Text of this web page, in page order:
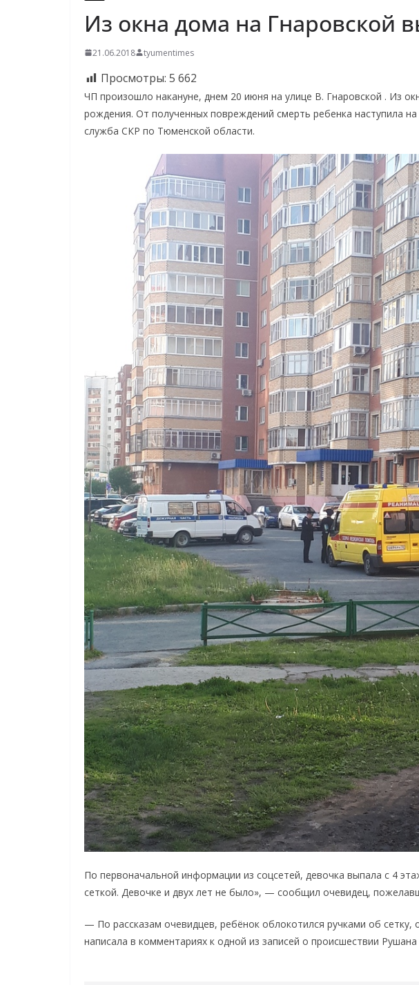
Из окна дома на Гнаровской
21.06.2018 tyumentimes
Просмотры: 5 662
ЧП произошло накануне, днем 20 июня на улице В. Гнаровской . Из
рождения. От полученных повреждений смерть ребенка наступила
служба СКР по Тюменской области.
По первоначальной информации из соцсетей, девочка выпала с 4
сеткой. Девочке и двух лет не было», — сообщил очевидец,
— По рассказам очевидцев, ребёнок облокотился ручками об
написала в комментариях к одной из записей о происшествии